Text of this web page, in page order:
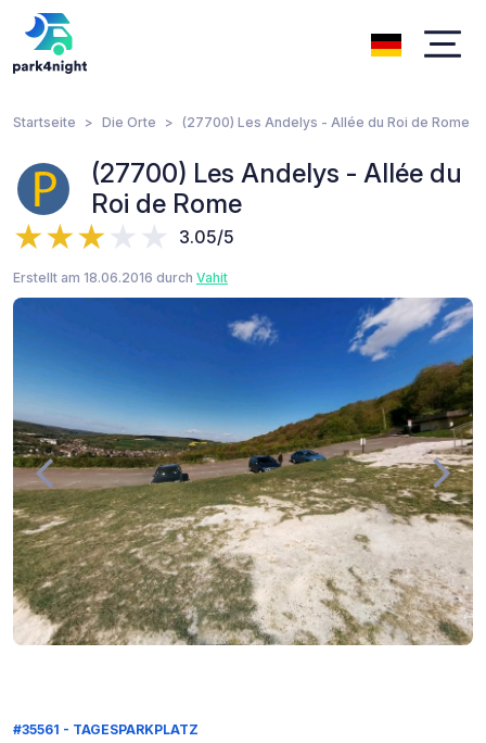
Startseite Die Orte (27700) Les Andelys - Allée du Roi de Rome
(27700) Les Andelys - Allée du
Roi de Rome
3.05/5
Erstellt am 18.06.2016 durch Vahit
#35561 - TAGESPARKPLATZ